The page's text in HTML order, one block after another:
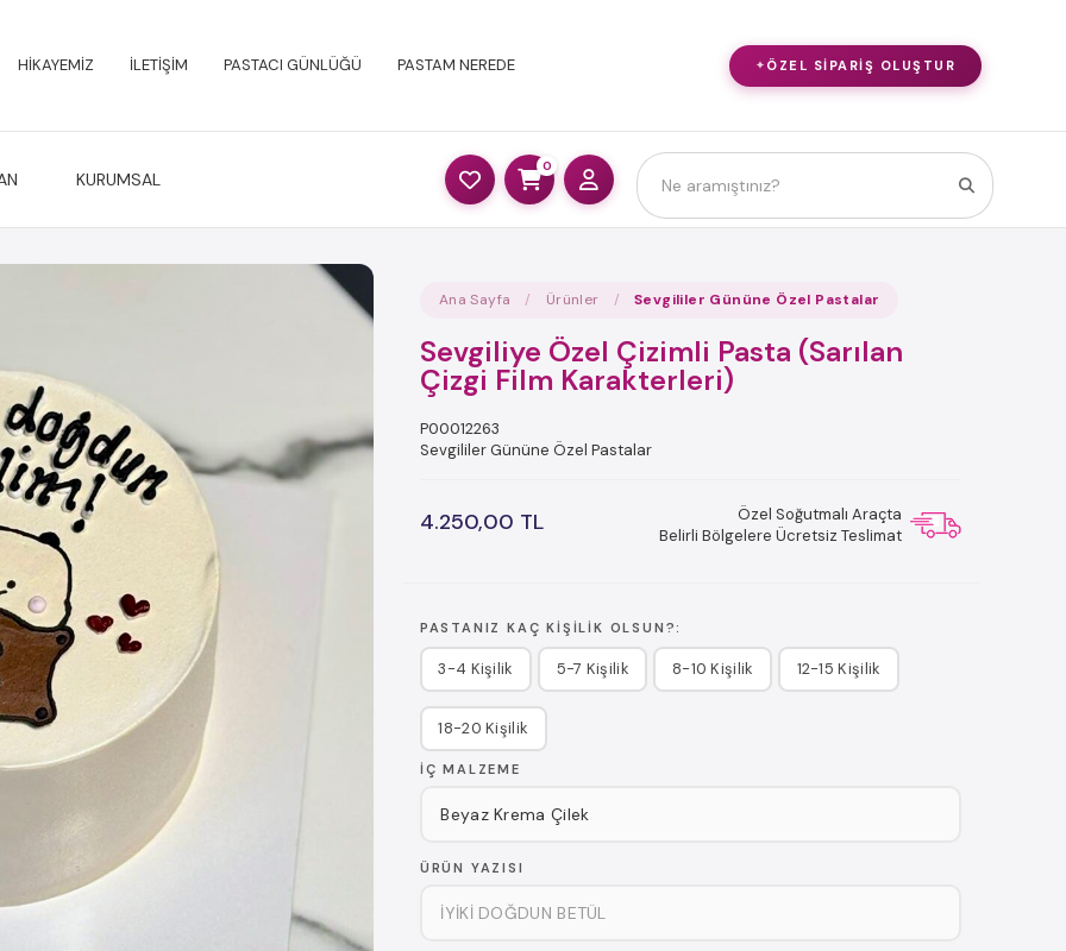
HİKAYEMİZ İLETİŞİM PASTACI GÜNLÜĞÜ PASTAM NEREDE ÖZEL SIPARIŞ OLUŞTUR
KURUMSAL
0
Ana Sayfa Ürünler Sevgililer Gününe Özel Pastalar
Sevgiliye Özel Çizimli Pasta (Sarılan
Çizgi Film Karakterleri)
P00012263
Sevgililer Gününe Özel Pastalar
4.250,00 TL
Özel Soğutmalı Araçta
Belirli Bölgelere Ücretsiz Teslimat
PASTANIZ KAÇ KIŞILIK OLSUN?:
3-4 Kişilik 5-7 Kişilik 8-10 Kişilik 12-15 Kişilik
18-20 Kişilik
İÇ MALZEME
ÜRÜN YAZISI